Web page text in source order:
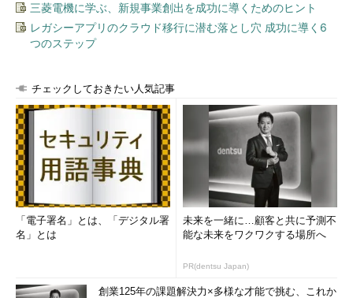
プロイ済みとする。また、各リソースを生成する前に、「az
account set」コマンドを以下のように実行して、デフォルトの
サブスクリプションを適切に選択しておく。
az account set -s＜サブスクリプション名＞
掲載しているAzure CLIのコマンドラインは、Windows OSの
コマンドプロンプトで実行することを前提としている。
【Bicep】カスタムロールを作成する
ここからは、各リソースを生成するARMテンプレートについて
まずは、VMの起動／シャットダウンなどの許可をまとめたカ
三菱電機に学ぶ、新規事業創出を成功に導くためのヒント
レガシーアプリのクラウド移行に潜む落とし穴 成功に導く6
つのステップ
チェックしておきたい人気記事
「電子署名」とは、「デジタル署
名」とは
未来を一緒に…顧客と共に予測不
能な未来をワクワクする場所へ
PR(dentsu Japan)
創業125年の課題解決力×多様な才能で挑む、これか